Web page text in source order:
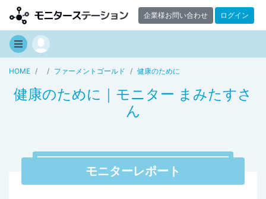
企業様お問い合わせ ログイン
HOME ファーメントゴールド 健康のために
健康のために｜モニター まみたすさ
ん
モニターレポート